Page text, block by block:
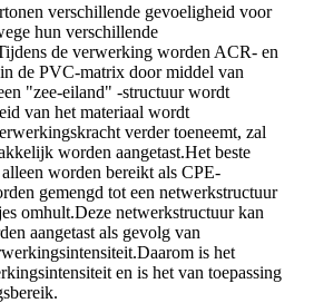
verschillende gevoeligheid voor
hun verschillende
de verwerking worden ACR- en
de PVC-matrix door middel van
"zee-eiland" -structuur wordt
van het materiaal wordt
verder toeneemt, zal
worden aangetast.Het beste
worden bereikt als CPE-
gemengd tot een netwerkstructuur
omhult.Deze netwerkstructuur kan
aangetast als gevolg van
is het
en is het van toepassing